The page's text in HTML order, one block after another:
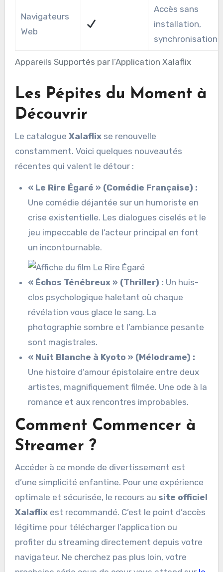
Appareils Supportés par l’Application Xalaflix
Navigateurs
Web
Accès sans
installation,
synchronisation
Les Pépites du Moment à
Découvrir
Le catalogue Xalaflixse renouvelle
constamment. Voici quelques nouveautés
récentes qui valent le détour :
« Le Rire Égaré » (Comédie Française) :
Une comédie déjantée sur un humoriste en
crise existentielle. Les dialogues ciselés et le
jeu impeccable de l’acteur principal en font
un incontournable.
« Échos Ténébreux » (Thriller) : Un huis-
clos psychologique haletant où chaque
révélation vous glace le sang. La
photographie sombre et l’ambiance pesante
sont magistrales.
« Nuit Blanche à Kyoto » (Mélodrame) :
Une histoire d’amour épistolaire entre deux
artistes, magnifiquement filmée. Une ode à la
romance et aux rencontres improbables.
Comment Commencer à
Streamer ?
Accéder à ce monde de divertissement est
d’une simplicité enfantine. Pour une expérience
optimale et sécurisée, le recours au site officiel
Xalaflixest recommandé. C’est le point d’accès
légitime pour télécharger l’application ou
profiter du streaming directement depuis votre
navigateur. Ne cherchez pas plus loin, votre